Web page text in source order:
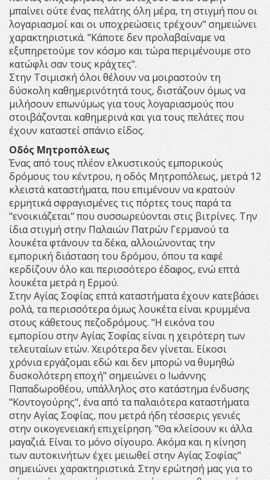
μπαίνει ούτε ένας πελάτης όλη μέρα, τη στιγμή που οι
λογαριασμοί και οι υποχρεώσεις τρέχουν" σημειώνει
χαρακτηριστικά. "Κάποτε δεν προλαβαίναμε να
εξυπηρετούμε τον κόσμο και τώρα περιμένουμε στο
κατώφλι σαν τους κράχτες".
Στην Τσιμισκή όλοι θέλουν να μοιραστούν τη
δύσκολη καθημερινότητά τους, διστάζουν όμως να
μιλήσουν επωνύμως για τους λογαριασμούς που
στοιβάζονται καθημερινά και για τους πελάτες που
έχουν καταστεί σπάνιο είδος.
Οδός Μητροπόλεως
Ένας από τους πλέον ελκυστικούς εμπορικούς
δρόμους του κέντρου, η οδός Μητροπόλεως, μετρά 12
κλειστά καταστήματα, που επιμένουν να κρατούν
ερμητικά σφραγισμένες τις πόρτες τους παρά τα
"ενοικιάζεται" που συσσωρεύονται στις βιτρίνες. Την
ίδια στιγμή στην Παλαιών Πατρών Γερμανού τα
λουκέτα φτάνουν τα δέκα, αλλοιώνοντας την
εμπορική διάσταση του δρόμου, όπου τα καφέ
κερδίζουν όλο και περισσότερο έδαφος, ενώ επτά
λουκέτα μετρά η Ερμού.
Στην Αγίας Σοφίας επτά καταστήματα έχουν κατεβάσει
ρολά, τα περισσότερα όμως λουκέτα είναι κρυμμένα
στους κάθετους πεζοδρόμους. "Η εικόνα του
εμπορίου στην Αγίας Σοφίας είναι η χειρότερη των
τελευταίων ετών. Χειρότερα δεν γίνεται. Είκοσι
χρόνια εργάζομαι εδώ και δεν μπορώ να θυμηθώ
δυσκολότερη εποχή" σημειώνει ο Ιωάννης
Παπαδωροθέου, υπάλληλος στο κατάστημα ένδυσης
"Κοντογούρης", ένα από τα παλαιότερα καταστήματα
στην Αγίας Σοφίας, που μετρά ήδη τέσσερις γενιές
στην οικογενειακή επιχείρηση. "Θα κλείσουν κι άλλα
μαγαζιά. Είναι το μόνο σίγουρο. Ακόμα και η κίνηση
των αυτοκινήτων έχει μειωθεί στην Αγίας Σοφίας"
σημειώνει χαρακτηριστικά. Στην ερώτησή μας για το